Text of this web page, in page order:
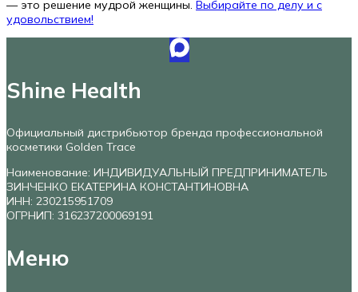
— это решение мудрой женщины. Выбирайте по делу и с
удовольствием!
Shine Health
Официальный дистрибьютор бренда профессиональной
косметики Golden Trace
Наименование: ИНДИВИДУАЛЬНЫЙ ПРЕДПРИНИМАТЕЛЬ
ЗИНЧЕНКО ЕКАТЕРИНА КОНСТАНТИНОВНА
ИНН: 230215951709
ОГРНИП: 316237200069191
Меню